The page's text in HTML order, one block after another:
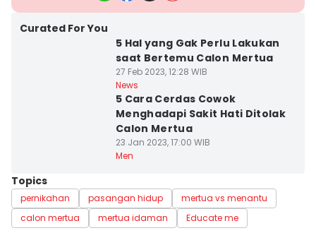
Curated For You
5 Hal yang Gak Perlu Lakukan
saat Bertemu Calon Mertua
27 Feb 2023, 12:28 WIB
News
5 Cara Cerdas Cowok
Menghadapi Sakit Hati Ditolak
Calon Mertua
23 Jan 2023, 17:00 WIB
Men
Topics
pernikahan pasangan hidup
mertua vs menantu
calon mertua
mertua idaman Educate me